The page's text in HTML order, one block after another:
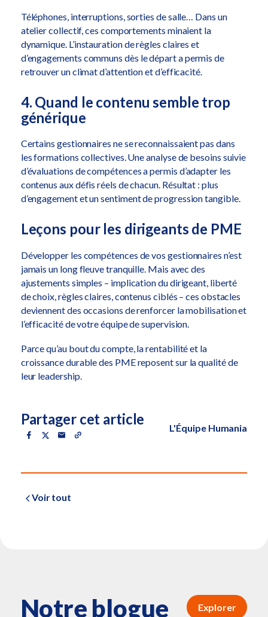
Téléphones, interruptions, sorties de salle… Dans un
atelier collectif, ces comportements minaient la
dynamique. L’instauration de règles claires et
d’engagements communs dès le départ a permis de
retrouver un climat d’attention et d’efficacité.
4. Quand le contenu semble trop
générique
Certains gestionnaires ne se reconnaissaient pas dans
les formations collectives. Une analyse de besoins suivie
d’évaluations de compétences a permis d’adapter les
contenus aux défis réels de chacun. Résultat : plus
d’engagement et un sentiment de progression tangible.
Leçons pour les dirigeants de PME
Développer les compétences de vos gestionnaires n’est
jamais un long fleuve tranquille. Mais avec des
ajustements simples – implication du dirigeant, liberté
de choix, règles claires, contenus ciblés – ces obstacles
deviennent des occasions de renforcer la mobilisation et
l’efficacité de votre équipe de supervision.
Parce qu’au bout du compte, la rentabilité et la
croissance durable des PME reposent sur la qualité de
leur leadership.
Partager cet article L'Équipe Humania
Voir tout
Notre blogue Explorer